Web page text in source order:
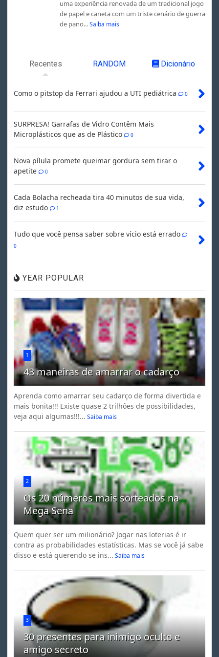
uma experiência renovada de um tradicional jogo
de papel e caneta com um triste cenário de guerra
de pano... Saiba mais
Recentes RANDOM Dicionário
Como o pitstop da Ferrari ajudou a UTI pediátrica 0
SURPRESA! Garrafas de Vidro Contêm Mais
Microplásticos que as de Plástico
0
Nova pílula promete queimar gordura sem tirar o
apetite
0
Cada Bolacha recheada tira 40 minutos de sua vida,
diz estudo
1
Tudo que você pensa saber sobre vício está errado
0
YEAR POPULAR
1
43 maneiras de amarrar o cadarço
Aprenda como amarrar seu cadarço de forma divertida e
mais bonita!!! Existe quase 2 trilhões de possibilidades,
veja aqui algumas!!!... Saiba mais
2
Os 20 números mais sorteados na
Mega Sena
Quem quer ser um milionário? Jogar nas loterias é ir
contra as probabilidades estatísticas. Mas se você já sabe
disso e está querendo se ins... Saiba mais
3
30 presentes para inimigo oculto e
amigo secreto